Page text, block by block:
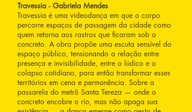
Travessia - Gabriela Mendes
Travessia é uma videodança em que o corpo
percorre espaços de passagem da cidade como
quem retorna aos rastros que ficaram sob o
concreto. A obra propõe uma escuta sensível do
espaço público, tensionando a relação entre
presença e invisibilidade, entre o lúdico e o
colapso cotidiano, para então transformar esses
territórios em cena e permanência. Sobre a
passarela do metrô Santa Tereza — onde o
concreto encobre o rio, mas não apaga sua